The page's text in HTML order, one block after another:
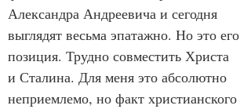
Александра Андреевича и сегодня
выглядят весьма эпатажно. Но это его
позиция. Трудно совместить Христа
и Сталина. Для меня это абсолютно
неприемлемо, но факт христианского